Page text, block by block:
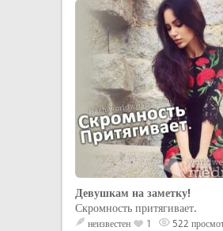
Девушкам на заметку!
Скромность притягивает.
неизвестен 1 522